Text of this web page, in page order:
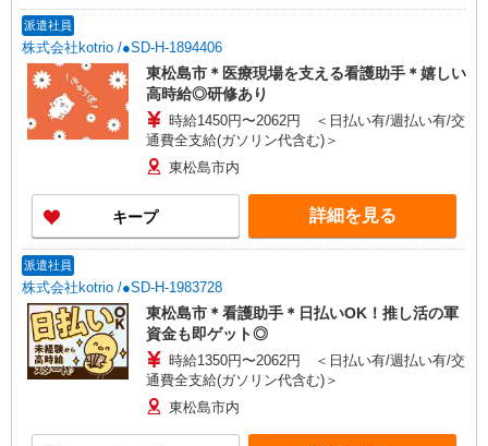
派遣社員
株式会社kotrio /●SD-H-1894406
東松島市＊医療現場を支える看護助手＊嬉しい
高時給◎研修あり
時給1450円〜2062円 ＜日払い有/週払い有/交
通費全支給(ガソリン代含む)＞
東松島市内
キープ 詳細を見る
派遣社員
株式会社kotrio /●SD-H-1983728
東松島市＊看護助手＊日払いOK！推し活の軍
資金も即ゲット◎
時給1350円〜2062円 ＜日払い有/週払い有/交
通費全支給(ガソリン代含む)＞
東松島市内